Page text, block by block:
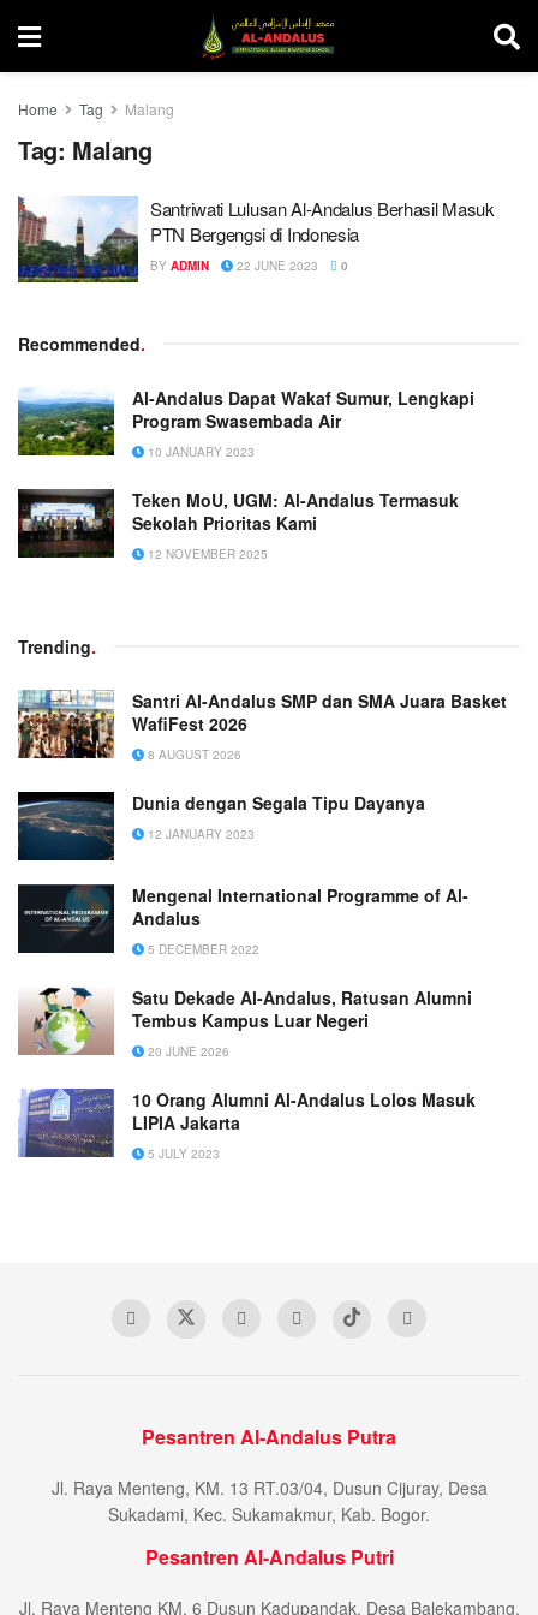
Home Tag Malang
Tag: Malang
Santriwati Lulusan Al-Andalus Berhasil Masuk
PTN Bergengsi di Indonesia
BY ADMIN 22 JUNE 2023 0
Recommended.
Al-Andalus Dapat Wakaf Sumur, Lengkapi
Program Swasembada Air
10 JANUARY 2023
Teken MoU, UGM: Al-Andalus Termasuk
Sekolah Prioritas Kami
12 NOVEMBER 2025
Trending.
Santri Al-Andalus SMP dan SMA Juara Basket
WafiFest 2026
8 AUGUST 2026
Dunia dengan Segala Tipu Dayanya
12 JANUARY 2023
Mengenal International Programme of Al-
Andalus
5 DECEMBER 2022
Satu Dekade Al-Andalus, Ratusan Alumni
Tembus Kampus Luar Negeri
20 JUNE 2026
10 Orang Alumni Al-Andalus Lolos Masuk
LIPIA Jakarta
5 JULY 2023
Pesantren Al-Andalus Putra
Jl. Raya Menteng, KM. 13 RT.03/04, Dusun Cijuray, Desa
Sukadami, Kec. Sukamakmur, Kab. Bogor.
Pesantren Al-Andalus Putri
Jl. Raya Menteng KM. 6 Dusun Kadupandak, Desa Balekambang,